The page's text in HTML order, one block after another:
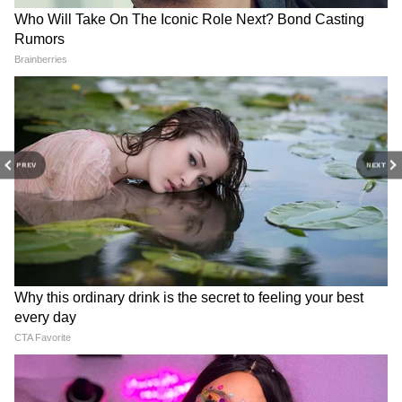
PREV NEXT
DOWNLOAD APP
RECOMMENDED STORIES
শ্লীলতাহানি ও হুমকি দেওয়ার
অভিযোগ, গ্রেফতার আরও এক
তৃণমূল কাউন্সিলর
Weather Update: তীব্র গরমের
দিন শেষ, ঘূর্ণাবর্তের জোড়া
ফলায় ভাসবে বাংলা, সতর্ক